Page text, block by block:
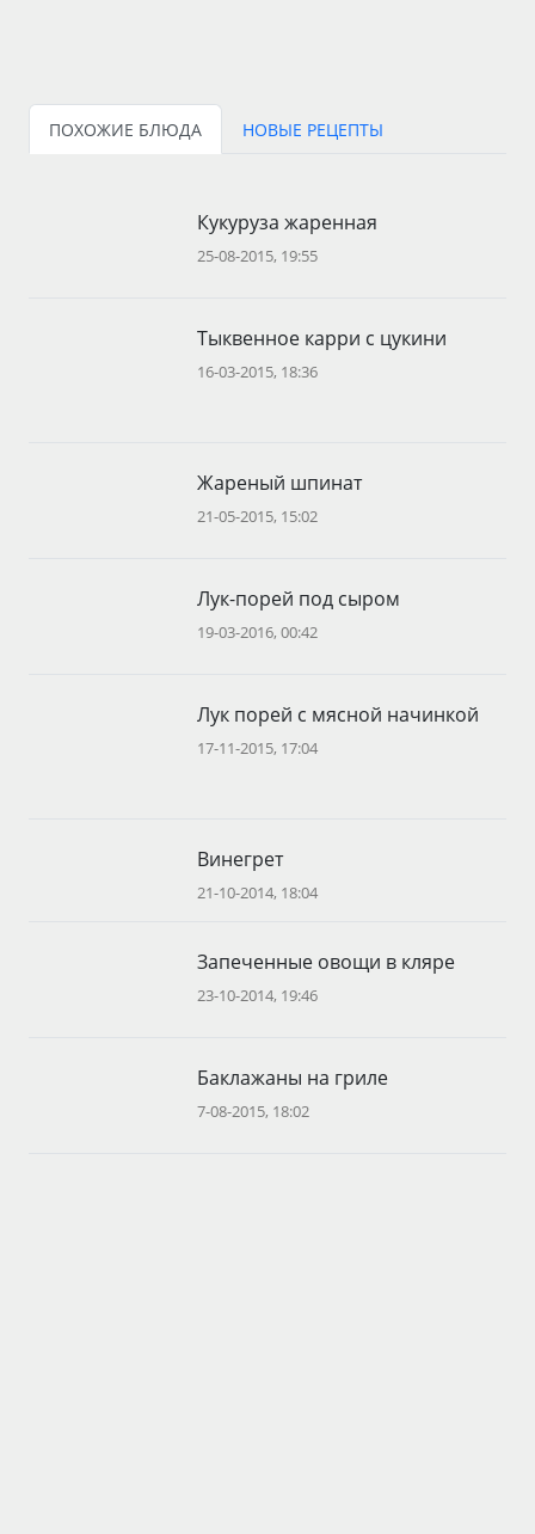
ПОХОЖИЕ БЛЮДА НОВЫЕ РЕЦЕПТЫ
Кукуруза жаренная
25-08-2015, 19:55
Тыквенное карри с цукини
16-03-2015, 18:36
Жареный шпинат
21-05-2015, 15:02
Лук-порей под сыром
19-03-2016, 00:42
Лук порей с мясной начинкой
17-11-2015, 17:04
Винегрет
21-10-2014, 18:04
Запеченные овощи в кляре
23-10-2014, 19:46
Баклажаны на гриле
7-08-2015, 18:02